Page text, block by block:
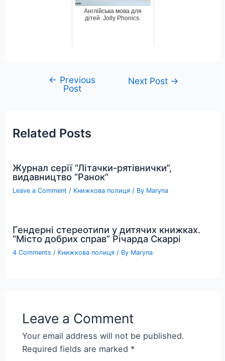
Англійська мова для
дітей. Jolly Phonics.
navigation
← Previous
Post
Next Post →
Related Posts
Журнал серії “Літачки-рятівнички”,
видавництво “Ранок”
Leave a Comment / Книжкова полиця / By Maryna
Гендерні стереотипи у дитячих книжках.
“Місто добрих справ” Річарда Скаррі
4 Comments / Книжкова полиця / By Maryna
Leave a Comment
Your email address will not be published.
Required fields are marked *